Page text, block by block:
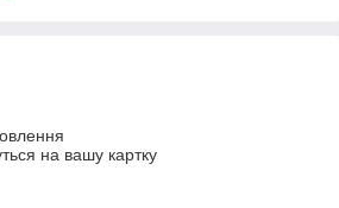
на вашу картку